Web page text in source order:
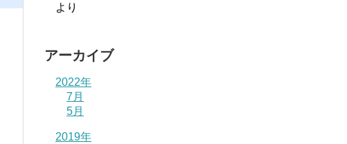
より
アーカイブ
2022年
7月
5月
2019年